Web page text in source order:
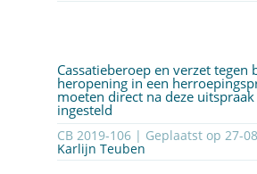
Cassatieberoep en verzet tegen
heropening in een
moeten direct na deze
ingesteld
CB 2019-106 | Geplaatst op 27-
Karlijn Teuben